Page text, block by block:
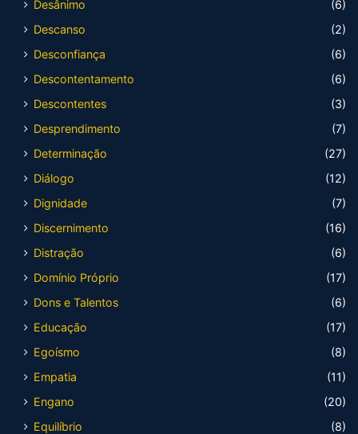
Desânimo
(6)
Descanso
(2)
Desconfiança
(6)
Descontentamento
(6)
Descontentes
(3)
Desprendimento
(7)
Determinação
(27)
Diálogo
(12)
Dignidade
(7)
Discernimento
(16)
Distração
(6)
Domínio Próprio
(17)
Dons e Talentos
(6)
Educação
(17)
Egoísmo
(8)
Empatia
(11)
Engano
(20)
Equilíbrio
(8)